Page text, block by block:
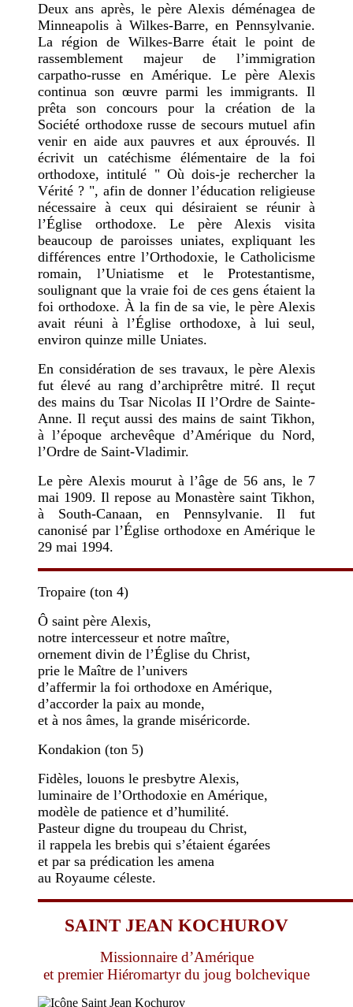
Deux ans après, le père Alexis déménagea de
Minneapolis à Wilkes-Barre, en Pennsylvanie.
La région de Wilkes-Barre était le point de
rassemblement majeur de l’immigration
carpatho-russe en Amérique. Le père Alexis
continua son œuvre parmi les immigrants. Il
prêta son concours pour la création de la
Société orthodoxe russe de secours mutuel afin
venir en aide aux pauvres et aux éprouvés. Il
écrivit un catéchisme élémentaire de la foi
orthodoxe, intitulé " Où dois-je rechercher la
Vérité ? ", afin de donner l’éducation religieuse
nécessaire à ceux qui désiraient se réunir à
l’Église orthodoxe. Le père Alexis visita
beaucoup de paroisses uniates, expliquant les
différences entre l’Orthodoxie, le Catholicisme
romain, l’Uniatisme et le Protestantisme,
soulignant que la vraie foi de ces gens étaient la
foi orthodoxe. À la fin de sa vie, le père Alexis
avait réuni à l’Église orthodoxe, à lui seul,
environ quinze mille Uniates.
En considération de ses travaux, le père Alexis
fut élevé au rang d’archiprêtre mitré. Il reçut
des mains du Tsar Nicolas II l’Ordre de Sainte-
Anne. Il reçut aussi des mains de saint Tikhon,
à l’époque archevêque d’Amérique du Nord,
l’Ordre de Saint-Vladimir.
Le père Alexis mourut à l’âge de 56 ans, le 7
mai 1909. Il repose au Monastère saint Tikhon,
à South-Canaan, en Pennsylvanie. Il fut
canonisé par l’Église orthodoxe en Amérique le
29 mai 1994.
Tropaire (ton 4)
Ô saint père Alexis,
notre intercesseur et notre maître,
ornement divin de l’Église du Christ,
prie le Maître de l’univers
d’affermir la foi orthodoxe en Amérique,
d’accorder la paix au monde,
et à nos âmes, la grande miséricorde.
Kondakion (ton 5)
Fidèles, louons le presbytre Alexis,
luminaire de l’Orthodoxie en Amérique,
modèle de patience et d’humilité.
Pasteur digne du troupeau du Christ,
il rappela les brebis qui s’étaient égarées
et par sa prédication les amena
au Royaume céleste.
SAINT JEAN KOCHUROV
Missionnaire d’Amérique
et premier Hiéromartyr du joug bolchevique